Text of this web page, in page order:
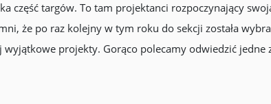
część targów. To tam projektanci rozpoczynający
że po raz kolejny w tym roku do sekcji została
projekty. Gorąco polecamy odwiedzić jedne